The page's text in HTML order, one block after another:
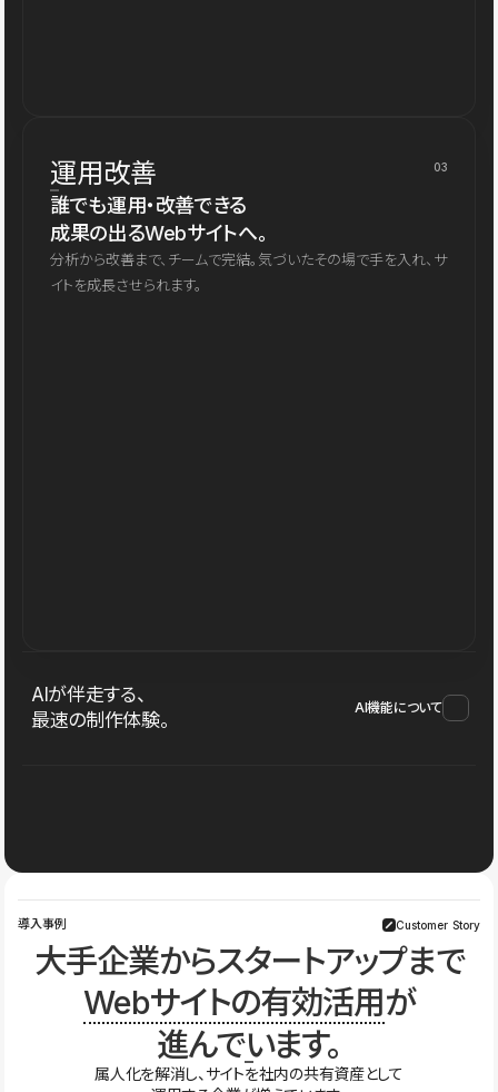
運用改善 03
誰でも運用・改善できる
成果の出るWebサイトへ。
分析から改善まで、チームで完結。気づいたその場で手を入れ、サ
イトを成長させられます。
AIが伴走する、
最速の制作体験。
AI機能について
導入事例 Customer Story
大手企業からスタートアップまで
Webサイトの有効活用が
進んでいます。
属人化を解消し、サイトを社内の共有資産として